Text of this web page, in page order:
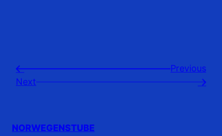
←
Previousㅤ
Next
→
NORWEGENSTUBE